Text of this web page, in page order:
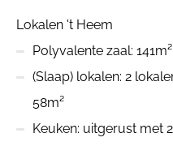
Lokalen 't Heem
Polyvalente zaal: 141m²
(Slaap) lokalen: 2
58m²
Keuken: uitgerust met